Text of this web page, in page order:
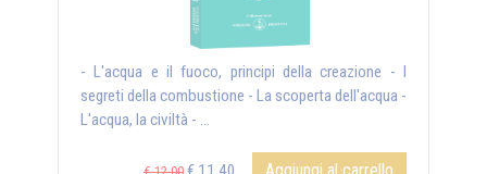
- L'acqua e il fuoco, principi della creazione - I
segreti della combustione - La scoperta dell'acqua -
L'acqua, la civiltà - ...